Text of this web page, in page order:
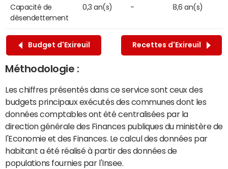
Capacité de
désendettement
0,3 an(s) - 8,6 an(s)
Budget d'Exireuil Recettes d'Exireuil
Méthodologie :
Les chiffres présentés dans ce service sont ceux des
budgets principaux exécutés des communes dont les
données comptables ont été centralisées par la
direction générale des Finances publiques du ministère de
l'Economie et des Finances. Le calcul des données par
habitant a été réalisé à partir des données de
populations fournies par l'Insee.